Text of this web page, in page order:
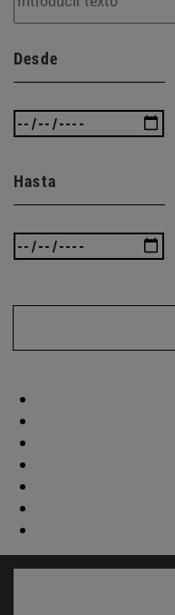
Desde
Hasta